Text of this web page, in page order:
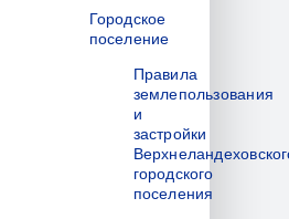
Городское
поселение
Правила
землепользования
и
застройки
городского
поселения